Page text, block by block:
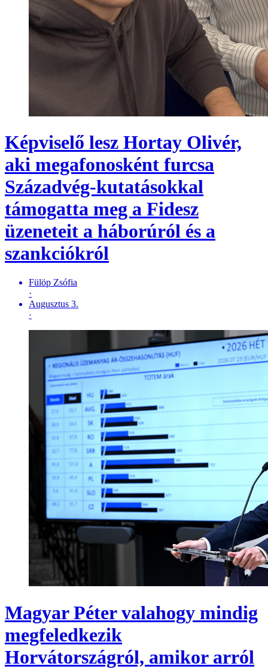
Képviselő lesz Hortay Olivér,
aki megafonosként furcsa
Századvég-kutatásokkal
támogatta meg a Fidesz
üzeneteit a háborúról és a
szankciókról
Fülöp Zsófia
·
Augusztus 3.
·
Magyar Péter valahogy mindig
megfeledkezik
Horvátországról, amikor arról